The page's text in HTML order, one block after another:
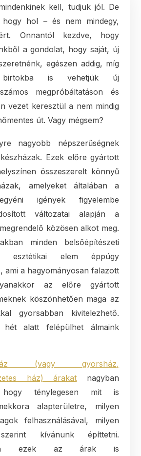
kell, tudjuk jól. De
hogy hol – és nem mindegy,
Onnantól kezdve, hogy
a gondolat, hogy saját, új
egészen addig, míg
birtokba is vehetjük új
megpróbáltatáson és
vezet keresztül a nem mindig
út. Vagy mégsem?
nagyobb népszerűségnek
Ezek előre gyártott
összeszerelt könnyű
amelyeket általában a
igények figyelembe
változatai alapján a
közösen alkot meg.
minden belsőépítészeti
esztétikai elem éppúgy
ami a hagyományosan falazott
az előre gyártott
köszönhetően maga az
gyorsabban kivitelezhető.
alatt felépülhet álmaink
(vagy gyorsház,
ház) árakat nagyban
hogy ténylegesen mit is
alapterületre, milyen
felhasználásával, milyen
kívánunk építtetni.
ezek az árak is